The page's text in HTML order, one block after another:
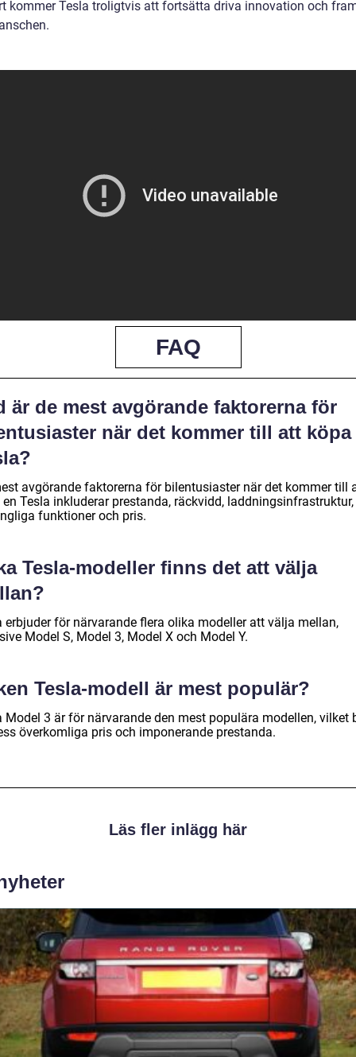
kommer Tesla troligtvis att fortsätta driva innovation och
FAQ
är de mest avgörande faktorerna för
när det kommer till att köpa
avgörande faktorerna för bilentusiaster när det kommer till
Tesla inkluderar prestanda, räckvidd, laddningsinfrastruktur,
funktioner och pris.
Tesla-modeller finns det att välja
erbjuder för närvarande flera olika modeller att välja mellan,
Model S, Model 3, Model X och Model Y.
Tesla-modell är mest populär?
Model 3 är för närvarande den mest populära modellen, vilket
överkomliga pris och imponerande prestanda.
Läs fler inlägg här